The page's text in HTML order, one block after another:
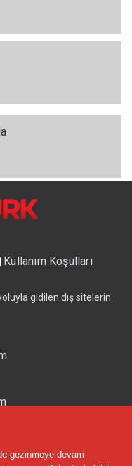
| Kullanım Koşulları
gidilen dış sitelerin
gezinmeye devam